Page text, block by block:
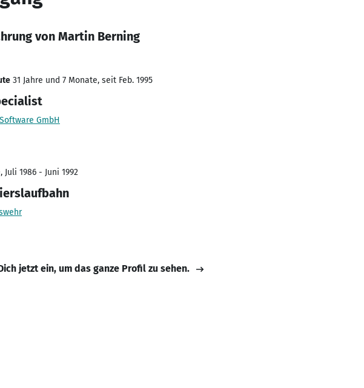
von Martin Berning
31 Jahre und 7 Monate, seit Feb. 1995
GmbH
Juli 1986 - Juni 1992
jetzt ein, um das ganze Profil zu sehen.